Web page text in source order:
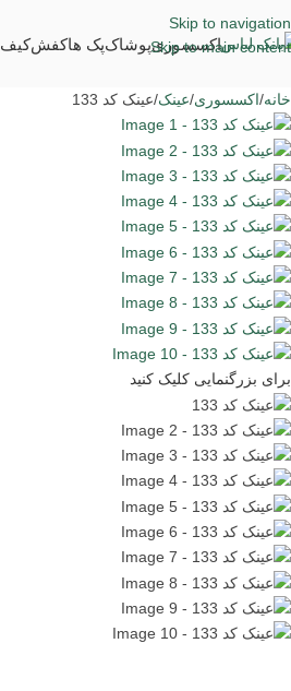
Skip to navigation
Skip to main content
اکسسوریپوشاکپک هاکفشکیف
خانه اکسسوری عینک عینک کد 133
برای بزرگنمایی کلیک کنید